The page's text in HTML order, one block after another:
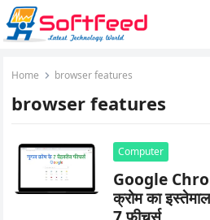
Home browser features
browser features
Computer
Google
क्रोम का